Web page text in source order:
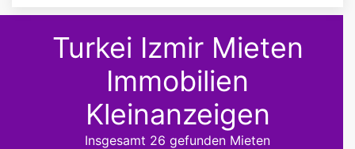
Turkei Izmir Mieten
Immobilien
Kleinanzeigen
Insgesamt 26 gefunden Mieten